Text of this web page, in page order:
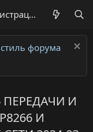
Регистрация
форума
ПЕРЕДАЧИ И
И